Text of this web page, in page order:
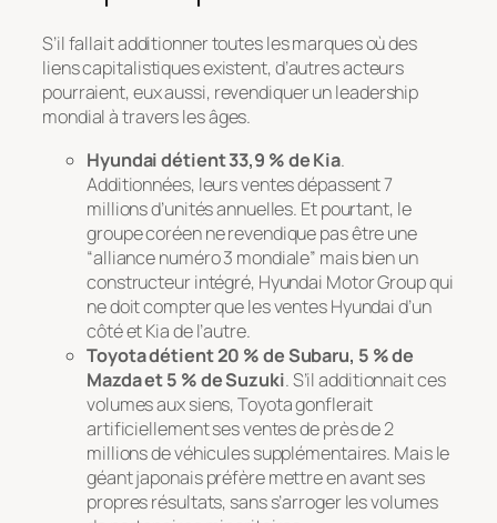
S’il fallait additionner toutes les marques où des
liens capitalistiques existent, d’autres acteurs
pourraient, eux aussi, revendiquer un leadership
mondial à travers les âges.
Hyundai détient 33,9 % de Kia.
Additionnées, leurs ventes dépassent 7
millions d’unités annuelles. Et pourtant, le
groupe coréen ne revendique pas être une
“alliance numéro 3 mondiale” mais bien un
constructeur intégré, Hyundai Motor Group qui
ne doit compter que les ventes Hyundai d’un
côté et Kia de l’autre.
Toyota détient 20 % de Subaru, 5 % de
Mazda et 5 % de Suzuki. S’il additionnait ces
volumes aux siens, Toyota gonflerait
artificiellement ses ventes de près de 2
millions de véhicules supplémentaires. Mais le
géant japonais préfère mettre en avant ses
propres résultats, sans s’arroger les volumes